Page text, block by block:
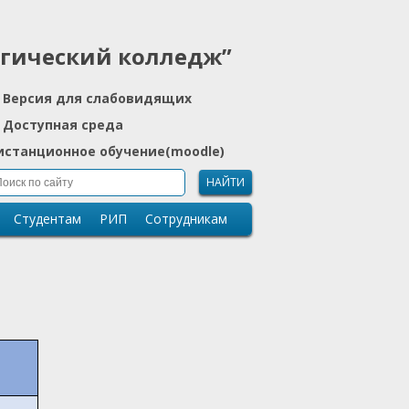
колледж”
Версия для слабовидящих
Доступная среда
обучение(moodle)
НАЙТИ
Студентам РИП Сотрудникам